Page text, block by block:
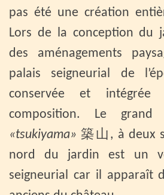
pas été une création
Lors de la conception du
des aménagements
palais seigneurial de
conservée et
composition. Le grand
«tsukiyama» 築山, à deux
nord du jardin est un
seigneurial car il apparaît